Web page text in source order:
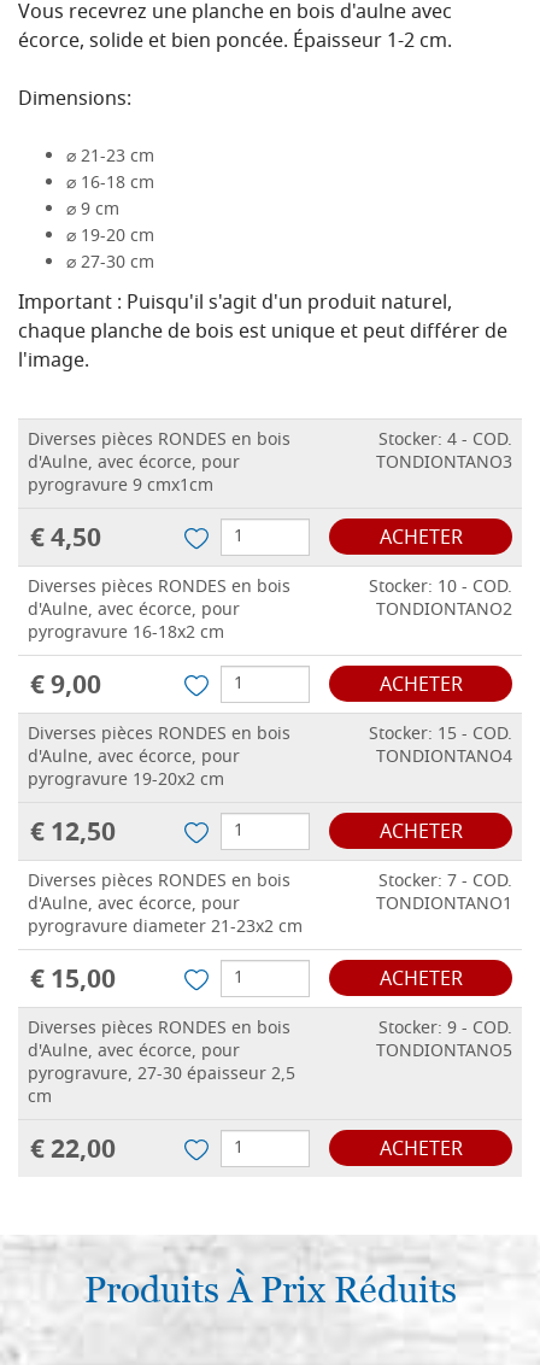
Vous recevrez une planche en bois d'aulne avec
écorce, solide et bien poncée. Épaisseur 1-2 cm.
Dimensions:
⌀ 21-23 cm
⌀ 16-18 cm
⌀ 9 cm
⌀ 19-20 cm
⌀ 27-30 cm
Important : Puisqu'il s'agit d'un produit naturel,
chaque planche de bois est unique et peut différer de
l'image.
Diverses pièces RONDES en bois
d'Aulne, avec écorce, pour
pyrogravure 9 cmx1cm
Stocker: 4 - COD.
TONDIONTANO3
€ 4,50 ACHETER
Diverses pièces RONDES en bois
d'Aulne, avec écorce, pour
pyrogravure 16-18x2 cm
Stocker: 10 - COD.
TONDIONTANO2
€ 9,00 ACHETER
Diverses pièces RONDES en bois
d'Aulne, avec écorce, pour
pyrogravure 19-20x2 cm
Stocker: 15 - COD.
TONDIONTANO4
€ 12,50 ACHETER
Diverses pièces RONDES en bois
d'Aulne, avec écorce, pour
pyrogravure diameter 21-23x2 cm
Stocker: 7 - COD.
TONDIONTANO1
€ 15,00 ACHETER
Diverses pièces RONDES en bois
d'Aulne, avec écorce, pour
pyrogravure, 27-30 épaisseur 2,5
cm
Stocker: 9 - COD.
TONDIONTANO5
€ 22,00 ACHETER
Produits À Prix Réduits